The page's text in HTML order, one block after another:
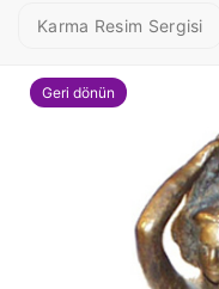
Karma Resim Sergisi
Geri dönün